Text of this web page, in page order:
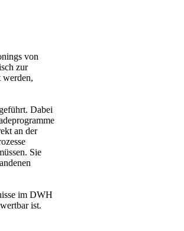
von
zur
werden,
Dabei
an der
Sie
im DWH
ist.